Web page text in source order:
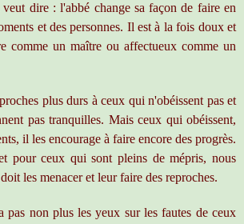
dire : l'abbé change sa façon de faire en
et des personnes. Il est à la fois doux et
comme un maître ou affectueux comme un
plus durs à ceux qui n'obéissent pas et
pas tranquilles. Mais ceux qui obéissent,
il les encourage à faire encore des progrès.
pour ceux qui sont pleins de mépris, nous
les menacer et leur faire des reproches.
pas non plus les yeux sur les fautes de ceux